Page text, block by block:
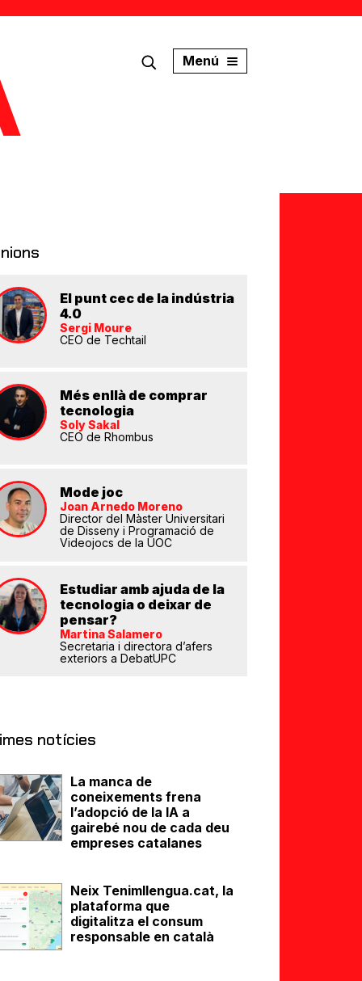
Menú
El punt cec de la indústria
4.0
Sergi Moure
CEO de Techtail
Més enllà de comprar
tecnologia
Soly Sakal
CEO de Rhombus
Mode joc
Joan Arnedo Moreno
Director del Màster Universitari
de Disseny i Programació de
Videojocs de la UOC
Estudiar amb ajuda de la
tecnologia o deixar de
pensar?
Martina Salamero
Secretaria i directora d’afers
exteriors a DebatUPC
notícies
La manca de
coneixements frena
l’adopció de la IA a
gairebé nou de cada deu
empreses catalanes
Neix Tenimllengua.cat, la
plataforma que
digitalitza el consum
responsable en català